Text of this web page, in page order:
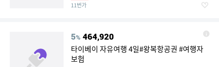
11번가
5% 464,920
타이베이 자유여행 4일#왕복항공권 #여행자
보험